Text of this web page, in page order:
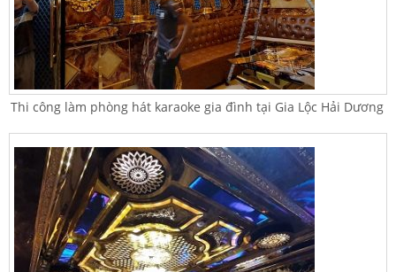
Thi công làm phòng hát karaoke gia đình tại Gia Lộc Hải Dương